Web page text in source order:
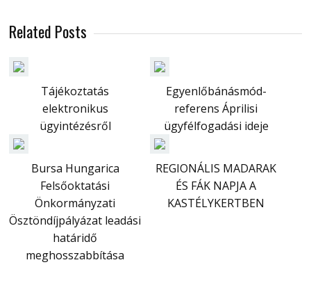
Related Posts
Tájékoztatás
elektronikus
ügyintézésről
Egyenlőbánásmód-
referens Áprilisi
ügyfélfogadási ideje
Bursa Hungarica
Felsőoktatási
Önkormányzati
Ösztöndíjpályázat leadási
határidő
meghosszabbítása
REGIONÁLIS MADARAK
ÉS FÁK NAPJA A
KASTÉLYKERTBEN